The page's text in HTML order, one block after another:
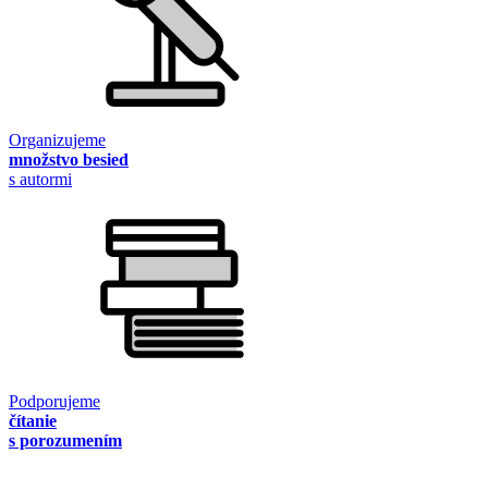
Organizujeme
množstvo besied
s autormi
Podporujeme
čítanie
s porozumením